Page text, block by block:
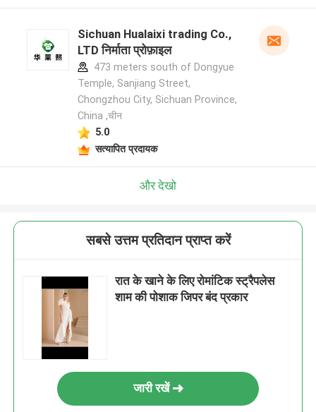
Sichuan Hualaixi trading Co.,
LTD निर्माता प्रोफ़ाइल
473 meters south of Dongyue
Temple, Sanjiang Street,
Chongzhou City, Sichuan Province,
China ,चीन
5.0
सत्यापित प्रदायक
और देखो
सबसे उत्तम प्रतिदान प्राप्त करें
रात के खाने के लिए रोमांटिक स्ट्रैपलेस
शाम की पोशाक जिपर बंद प्रकार
जारी रखें